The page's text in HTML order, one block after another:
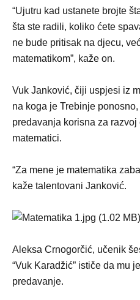
“Ujutru kad ustanete brojte
šta ste radili, koliko ćete
ne bude pritisak na djecu,
matematikom”, kaže on.
Vuk Janković, čiji uspjesi iz
na koga je Trebinje
predavanja korisna za
matematici.
“Za mene je matematika
kaže talentovani Janković.
Aleksa Crnogorčić, učenik
“Vuk Karadžić” ističe da mu
predavanje.